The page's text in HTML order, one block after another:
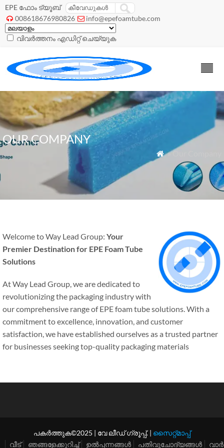
EPE ഫോം ട്യൂബ്
 008618676980826  info@epefoamtube.com
വിവർത്തനം എഡിറ്റ് ചെയ്യുക
OUR COMPANY
 » Our Company
Welcome to Way Lead Group: Your
Premier Destination for EPE Foam Tube
Solutions
At Way Lead Group,we are dedicated to
revolutionizing the packaging industry with
our comprehensive range of EPE foam tube solutions.With a
commitment to excellence, innovation,and customer
satisfaction,we have established ourselves as a trusted partner
for businesses seeking top-quality packaging materials
പകർത്തുക©2025 | വേ ലീഡ് ഗ്രൂപ്പ്. | സൈറ്റ്മാപ്പ്
വീട്
ഞങ്ങളേക്കുറിച്ച് ഉൽപ്പന്നങ്ങൾ പതിവുചോദ്യങ്ങൾ